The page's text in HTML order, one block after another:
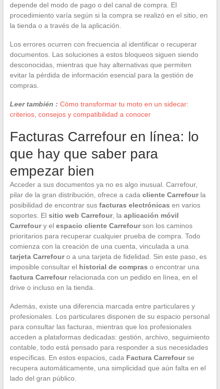
depende del modo de pago o del canal de compra. El
procedimiento varía según si la compra se realizó en el sitio, en
la tienda o a través de la aplicación.
Los errores ocurren con frecuencia al identificar o recuperar
documentos. Las soluciones a estos bloqueos siguen siendo
desconocidas, mientras que hay alternativas que permiten
evitar la pérdida de información esencial para la gestión de
compras.
Leer también : Cómo transformar tu moto en un sidecar:
criterios, consejos y compatibilidad a conocer
Facturas Carrefour en línea: lo
que hay que saber para
empezar bien
Acceder a sus documentos ya no es algo inusual. Carrefour,
pilar de la gran distribución, ofrece a cada cliente Carrefourla
posibilidad de encontrar sus facturas electrónicas en varios
soportes. El sitio web Carrefour, la aplicación móvil
Carrefoury el espacio cliente Carrefourson los caminos
prioritarios para recuperar cualquier prueba de compra. Todo
comienza con la creación de una cuenta, vinculada a una
tarjeta Carrefouro a una tarjeta de fidelidad. Sin este paso, es
imposible consultar el historial de compras o encontrar una
factura Carrefourrelacionada con un pedido en línea, en el
drive o incluso en la tienda.
Además, existe una diferencia marcada entre particulares y
profesionales. Los particulares disponen de su espacio personal
para consultar las facturas, mientras que los profesionales
acceden a plataformas dedicadas: gestión, archivo, seguimiento
contable, todo está pensado para responder a sus necesidades
específicas. En estos espacios, cada Factura Carrefourse
recupera automáticamente, una simplicidad que aún falta en el
lado del gran público.